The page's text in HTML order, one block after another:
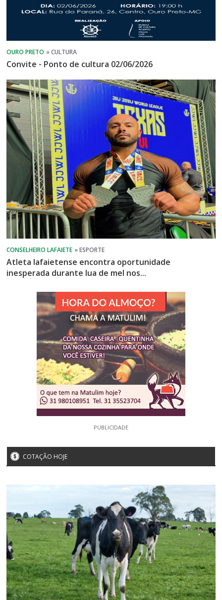
Convite - Ponto de cultura 02/06/2026
Atleta lafaietense encontra oportunidade
inesperada durante lua de mel nos...
PUBLICIDADE
COTAÇÃO HOJE